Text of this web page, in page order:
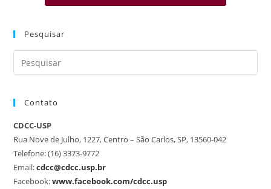
Pesquisar
Contato
CDCC-USP
Rua Nove de Julho, 1227, Centro – São Carlos, SP, 13560-042
Telefone: (16) 3373-9772
Email:cdcc@cdcc.usp.br
Facebook:www.facebook.com/cdcc.usp